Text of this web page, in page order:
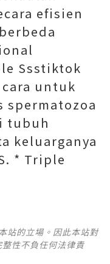
efisien
Ssstiktok
untuk
spermatozoa
tubuh
keluarganya
* Triple
站的立場。因此本站對
性不負任何法律責